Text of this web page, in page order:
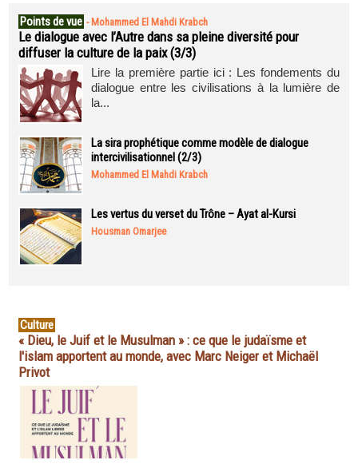
Points de vue - Mohammed El Mahdi Krabch
Le dialogue avec l’Autre dans sa pleine diversité pour
diffuser la culture de la paix (3/3)
Lire la première partie ici : Les fondements du
dialogue entre les civilisations à la lumière de
la...
La sira prophétique comme modèle de dialogue
intercivilisationnel (2/3)
Mohammed El Mahdi Krabch
Les vertus du verset du Trône – Ayat al-Kursi
Housman Omarjee
Culture
« Dieu, le Juif et le Musulman » : ce que le judaïsme et
l'islam apportent au monde, avec Marc Neiger et Michaël
Privot